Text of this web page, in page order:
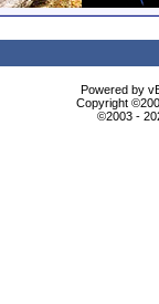
Powered by
Copyright
©2003 -